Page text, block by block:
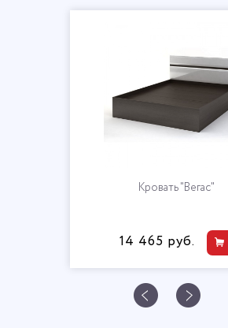
Кровать "Вегас"
14 465 руб.